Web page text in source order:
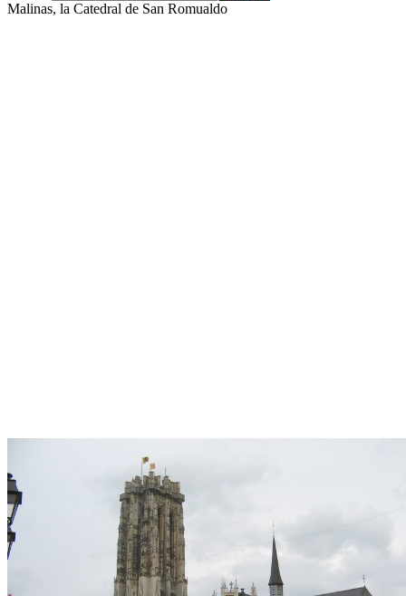
Malinas, la Catedral de San Romualdo